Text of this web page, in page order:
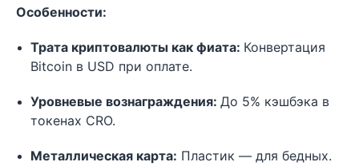
Особенности:
Трата криптовалюты как фиата: Конвертация
Bitcoin в USD при оплате.
Уровневые вознаграждения: До 5% кэшбэка в
токенах CRO.
Металлическая карта: Пластик — для бедных.